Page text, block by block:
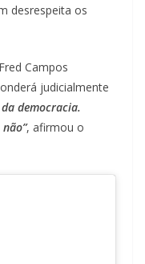
desrespeita os
Campos
judicialmente
democracia.
, afirmou o